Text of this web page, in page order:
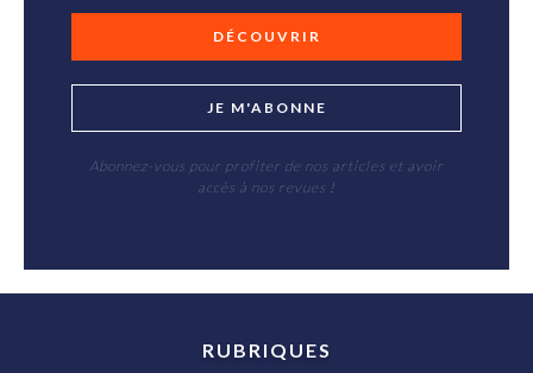
DÉCOUVRIR
JE M'ABONNE
Abonnez-vous pour profiter de nos articles et avoir
accès à nos revues !
RUBRIQUES